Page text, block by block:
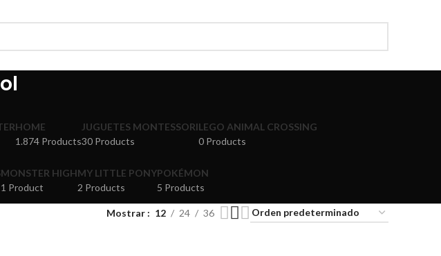
HOME
1.874 Products
JUGUETES MONTESSORI
30 Products
LEGO ANIMAL CROSSING
0 Products
MONSTER HIGH
1 Product
MY LITTLE PONY
2 Products
POKÉMON
5 Products
Mostrar 12 24 36